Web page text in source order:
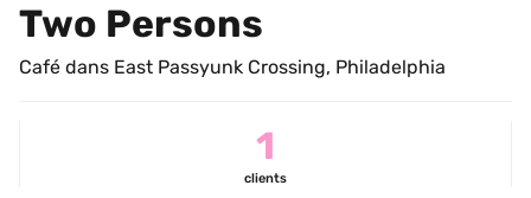
Two Persons
Café dans East Passyunk Crossing, Philadelphia
1
clients